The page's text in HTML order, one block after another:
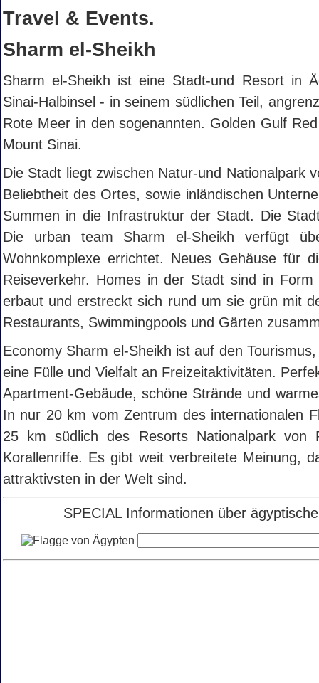
Travel & Events.
Sharm el-Sheikh
Sharm el-Sheikh ist eine Stadt-und Resort in
Sinai-Halbinsel - in seinem südlichen Teil,
Rote Meer in den sogenannten. Golden Gulf
Mount Sinai.
Die Stadt liegt zwischen Natur-und Nationalpark
Beliebtheit des Ortes, sowie inländischen
Summen in die Infrastruktur der Stadt. Die
Die urban team Sharm el-Sheikh verfügt
Wohnkomplexe errichtet. Neues Gehäuse für
Reiseverkehr. Homes in der Stadt sind in
erbaut und erstreckt sich rund um sie grün mit
Restaurants, Swimmingpools und Gärten
Economy Sharm el-Sheikh ist auf den
eine Fülle und Vielfalt an Freizeitaktivitäten.
Apartment-Gebäude, schöne Strände und
In nur 20 km vom Zentrum des internationalen
25 km südlich des Resorts Nationalpark von
Korallenriffe. Es gibt weit verbreitete Meinung,
attraktivsten in der Welt sind.
SPECIAL Informationen über